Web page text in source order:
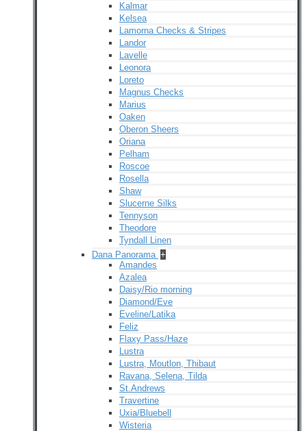
Kalmar
Kelsea
Lamorna Checks & Stripes
Landor
Lavelle
Leonora
Loreto
Magnus Checks
Marius
Oaken
Oberon Sheers
Oriana
Pelham
Roscoe
Rosella
Shaw
Slucerne Silks
Tennyson
Theodore
Tyndall Linen
Dana Panorama +
Amandes
Azalea
Daisy/Rio morning
Diamond/Eve
Eveline/Latika
Feliz
Flaxy Pass/Haze
Lustra
Lustra, Moutlon, Thibaut
Ravana, Selena, Tilda
St.Andrews
Travertine
Uxia/Bluebell
Wisteria